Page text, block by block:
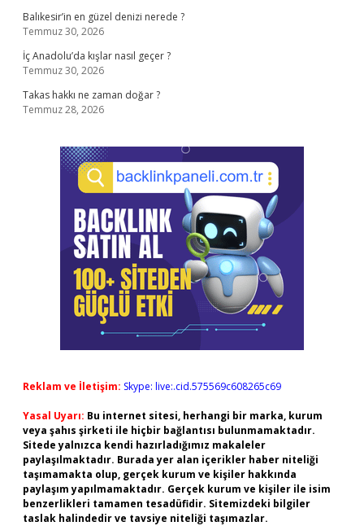
Balıkesir’in en güzel denizi nerede ?
Temmuz 30, 2026
İç Anadolu’da kışlar nasıl geçer ?
Temmuz 30, 2026
Takas hakkı ne zaman doğar ?
Temmuz 28, 2026
Reklam ve İletişim: Skype: live:.cid.575569c608265c69
Yasal Uyarı: Bu internet sitesi, herhangi bir marka, kurum
veya şahıs şirketi ile hiçbir bağlantısı bulunmamaktadır.
Sitede yalnızca kendi hazırladığımız makaleler
paylaşılmaktadır. Burada yer alan içerikler haber niteliği
taşımamakta olup, gerçek kurum ve kişiler hakkında
paylaşım yapılmamaktadır. Gerçek kurum ve kişiler ile isim
benzerlikleri tamamen tesadüfidir. Sitemizdeki bilgiler
taslak halindedir ve tavsiye niteliği taşımazlar.